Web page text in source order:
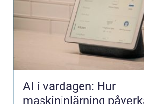
AI i vardagen: Hur
maskininlärning